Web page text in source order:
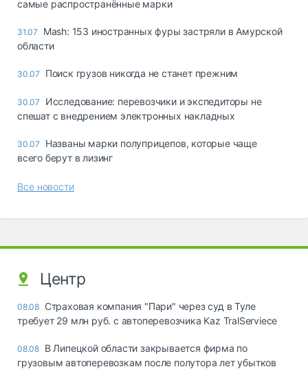
самые распространённые марки
31.07
Mash: 153 иностранных фуры застряли в Амурской
области
30.07 Поиск грузов никогда не станет прежним
30.07
Исследование: перевозчики и экспедиторы не
спешат с внедрением электронных накладных
30.07
Названы марки полуприцепов, которые чаще
всего берут в лизинг
Все новости
Центр
08.08 Страховая компания "Пари" через суд в Туле
требует 29 млн руб. с автоперевозчика Kaz TralServiece
08.08 В Липецкой области закрывается фирма по
грузовым автоперевозкам после полутора лет убытков